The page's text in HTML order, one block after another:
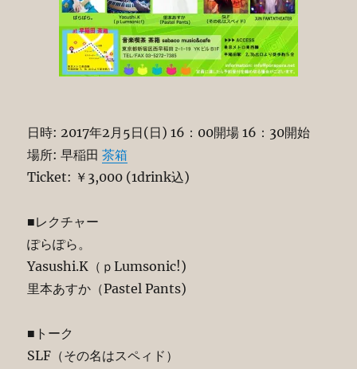
日時: 2017年2月5日(日) 16：00開場 16：30開始
場所: 早稲田茶箱
Ticket: ￥3,000 (1drink込)
■レクチャー
ぽらぽら。
Yasushi.K（ｐLumsonic!)
里本あすか（Pastel Pants)
■トーク
SLF（その名はスペィド）